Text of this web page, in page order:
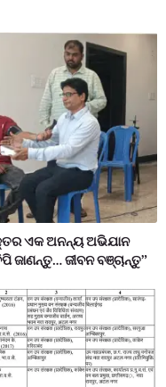
ଏକ ଅନନ୍ୟ ଅଭିଯାନ
ଜୀବନ ବଞ୍ଚାନ୍ତୁ”